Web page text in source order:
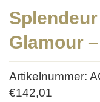
Glamour
Artikelnummer:
€142,01